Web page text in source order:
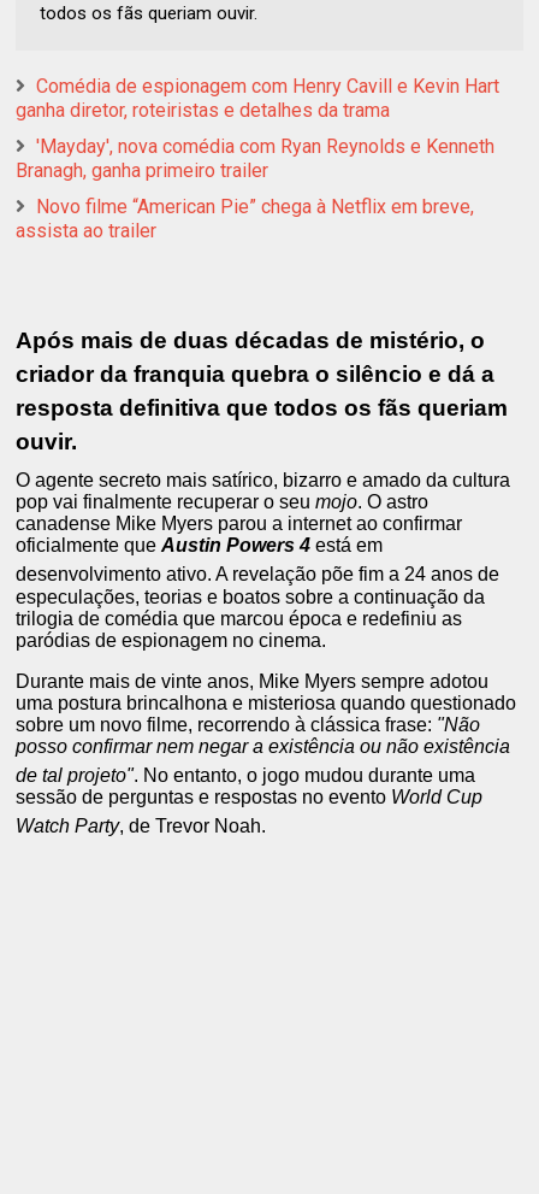
todos os fãs queriam ouvir.
Comédia de espionagem com Henry Cavill e Kevin Hart
ganha diretor, roteiristas e detalhes da trama
'Mayday', nova comédia com Ryan Reynolds e Kenneth
Branagh, ganha primeiro trailer
Novo filme “American Pie” chega à Netflix em breve,
assista ao trailer
Após mais de duas décadas de mistério, o
criador da franquia quebra o silêncio e dá a
resposta definitiva que todos os fãs queriam
ouvir.
O agente secreto mais satírico, bizarro e amado da cultura
pop vai finalmente recuperar o seumojo.O astro
canadense Mike Myers parou a internet ao confirmar
oficialmente queAustin Powers 4 está em
desenvolvimento ativo. A revelação põe fim a 24 anos de
especulações, teorias e boatos sobre a continuação da
trilogia de comédia que marcou época e redefiniu as
paródias de espionagem no cinema.
Durante mais de vinte anos, Mike Myers sempre adotou
uma postura brincalhona e misteriosa quando questionado
sobre um novo filme, recorrendo à clássica frase: "Não
posso confirmar nem negar a existência ou não existência
de tal projeto". No entanto, o jogo mudou durante uma
sessão de perguntas e respostas no evento World Cup
Watch Party, de Trevor Noah.